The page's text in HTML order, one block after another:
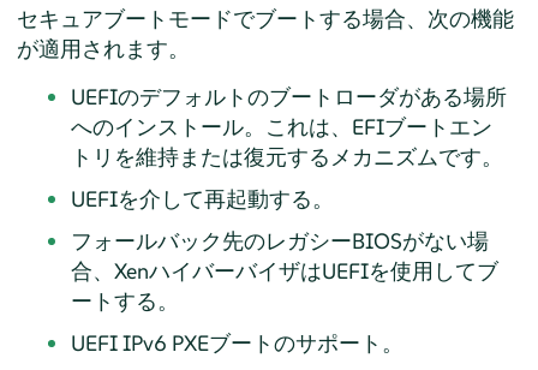
セキュアブートモードでブートする場合、次の機能
が適用されます。
UEFIのデフォルトのブートローダがある場所
へのインストール。これは、EFIブートエン
トリを維持または復元するメカニズムです。
UEFIを介して再起動する。
フォールバック先のレガシーBIOSがない場
合、XenハイバーバイザはUEFIを使用してブ
ートする。
UEFI IPv6 PXEブートのサポート。